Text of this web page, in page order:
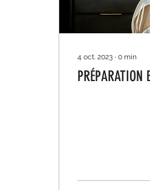
4 oct. 2023 ∙ 0 min